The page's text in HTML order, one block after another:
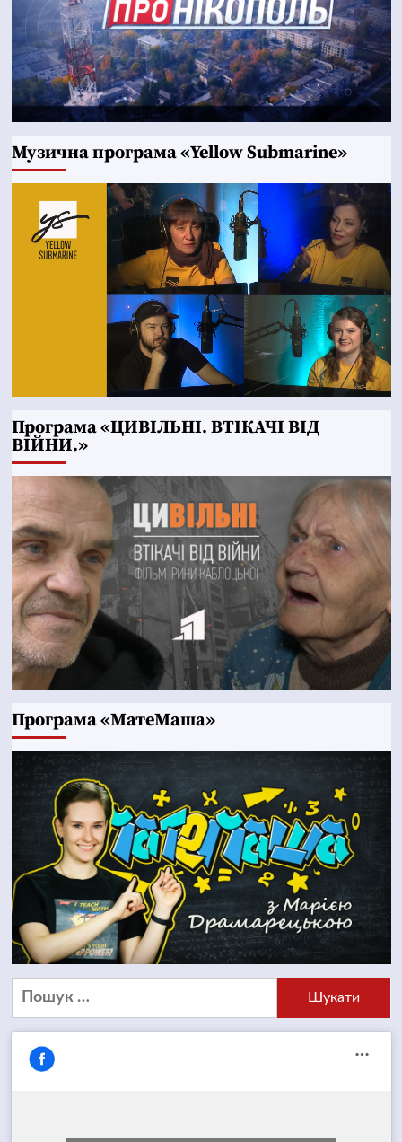
Музична програма «Yellow Submarine»
Програма «ЦИВІЛЬНІ. ВТІКАЧІ ВІД
ВІЙНИ.»
Програма «МатеМаша»
Пошук: